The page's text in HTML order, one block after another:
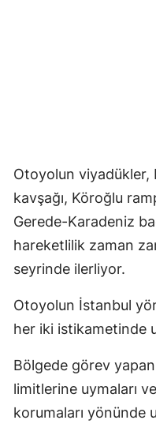
Otoyolun viyadükler,
kavşağı, Köroğlu
Gerede-Karadeniz
hareketlilik zaman
seyrinde ilerliyor.
Otoyolun İstanbul
her iki istikametinde
Bölgede görev
limitlerine uymaları
korumaları yönünde